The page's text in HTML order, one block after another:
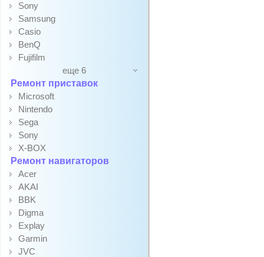
Sony
Samsung
Casio
BenQ
Fujifilm
еще 6
Ремонт приставок
Microsoft
Nintendo
Sega
Sony
X-BOX
Ремонт навигаторов
Acer
AKAI
BBK
Digma
Explay
Garmin
JVC